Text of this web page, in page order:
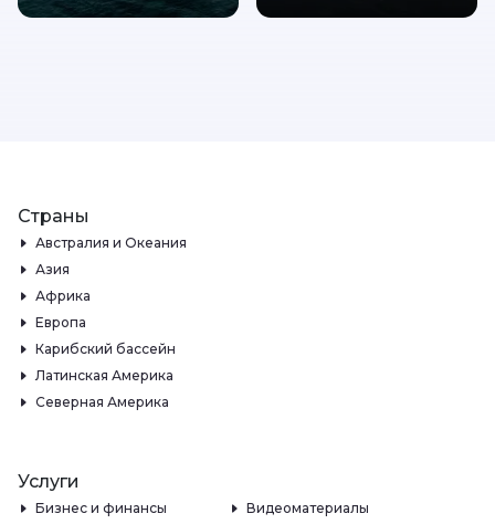
Страны
Австралия и Океания
Азия
Африка
Европа
Карибский бассейн
Латинская Америка
Северная Америка
Услуги
Бизнес и финансы
Видеоматериалы